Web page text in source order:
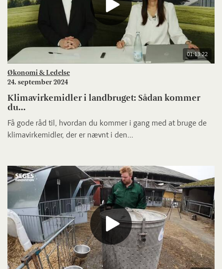
01:13:22
Økonomi & Ledelse
24. september 2024
Klimavirkemidler i landbruget: Sådan kommer
du...
Få gode råd til, hvordan du kommer i gang med at bruge de
klimavirkemidler, der er nævnt i den...